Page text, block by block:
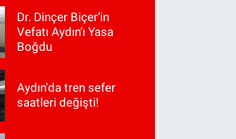
Dr. Dinçer Biçer’in
Vefatı Aydın’ı Yasa
Boğdu
Aydın'da tren sefer
saatleri değişti!